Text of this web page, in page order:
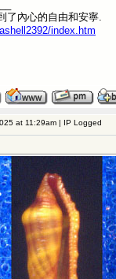
了內心的自由和安寧.
index.htm
at 11:29am | IP Logged